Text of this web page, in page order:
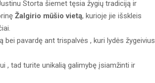
Storta šiemet tęsia žygių tradiciją ir
Žalgirio mūšio vietą, kurioje jie išskleis
pavardę ant trispalvės , kuri lydės žygeivius
, tad turite unikalią galimybę įsiamžinti ir